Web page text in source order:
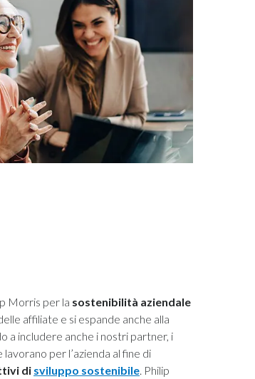
Morris per la sostenibilità aziendale
affiliate e si espande anche alla
a includere anche i nostri partner, i
per l’azienda al fine di
di sviluppo sostenibile. Philip